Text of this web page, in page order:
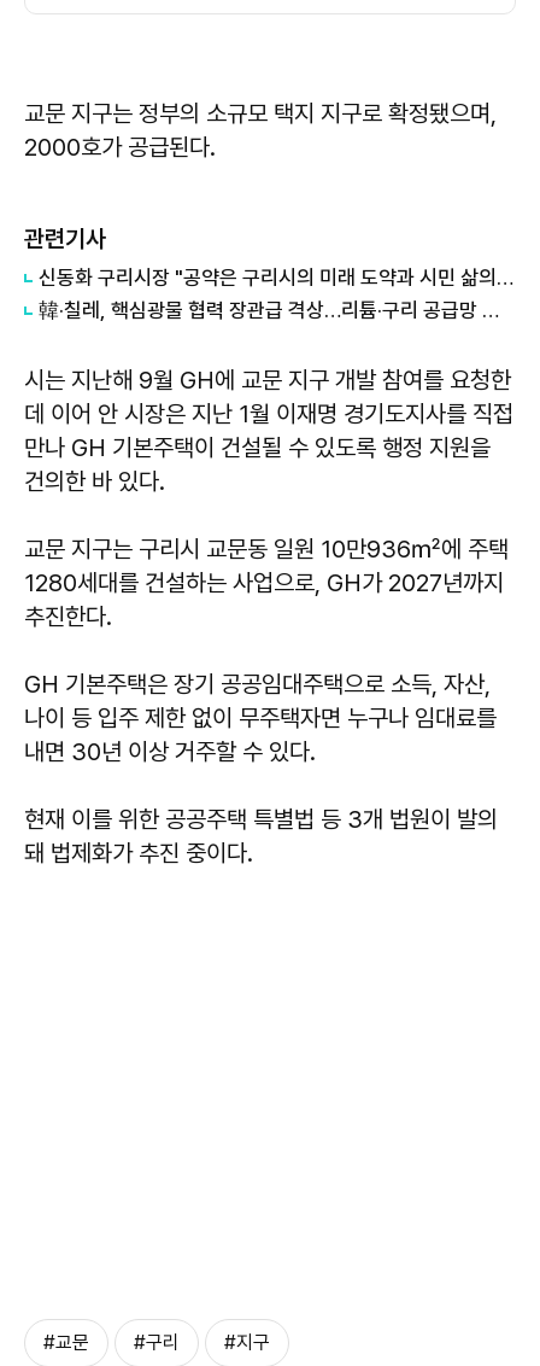
교문 지구는 정부의 소규모 택지 지구로 확정됐으며,
2000호가 공급된다.
관련기사
신동화 구리시장 "공약은 구리시의 미래 도약과 시민 삶의 질 향상 위한 엄중한 약속"
韓·칠레, 핵심광물 협력 장관급 격상…리튬·구리 공급망 넓힌다
시는 지난해 9월 GH에 교문 지구 개발 참여를 요청한
데 이어 안 시장은 지난 1월 이재명 경기도지사를 직접
만나 GH 기본주택이 건설될 수 있도록 행정 지원을
건의한 바 있다.
교문 지구는 구리시 교문동 일원 10만936㎡에 주택
1280세대를 건설하는 사업으로, GH가 2027년까지
추진한다.
GH 기본주택은 장기 공공임대주택으로 소득, 자산,
나이 등 입주 제한 없이 무주택자면 누구나 임대료를
내면 30년 이상 거주할 수 있다.
현재 이를 위한 공공주택 특별법 등 3개 법원이 발의
돼 법제화가 추진 중이다.
#교문 #구리 #지구